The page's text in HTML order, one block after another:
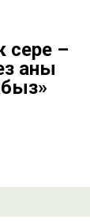
сере –
аны